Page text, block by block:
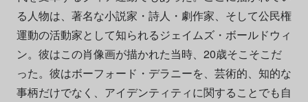
る人物は、著名な小説家・詩人・劇作家、そして公民権
運動の活動家として知られるジェイムズ・ボールドウィ
ン。彼はこの肖像画が描かれた当時、20歳そこそこだ
った。彼はボーフォード・デラニーを、芸術的、知的な
事柄だけでなく、アイデンティティに関することでも自